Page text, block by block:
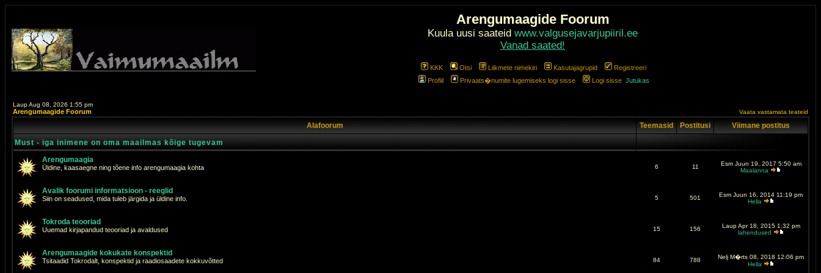
Arengumaagide Foorum
Kuula uusi saateid www.valgusejavarjupiiril.ee
Vanad saated!
KKK Otsi Liikmete nimekiri Kasutajagrupid
Registreeri
Profiil
Privaats�numite lugemiseks logi sisse Logi sisse Jutukas
Laup Aug 08, 2026 1:55 pm
Arengumaagide Foorum Vaata vastamata teateid
Alafoorum Teemasid Postitusi
Viimane postitus
Must - iga inimene on oma maailmas kõige tugevam
Arengumaagia
Üldine, kaasaegne ning tõene info arengumaagia kohta 6 11
Esm Juun 19, 2017 5:50 am
Maalanna
Avalik foorumi informatsioon - reeglid
Siin on seadused, mida tuleb järgida ja üldine info. 5 501
Esm Juun 16, 2014 11:19 pm
Hella
Tokroda teooriad
Uuemad kirjapandud teooriad ja avaldused 15 156
Laup Apr 18, 2015 1:32 pm
lahendused
Arengumaagide kokukate konspektid
Tsitaadid Tokrodalt, konspektid ja raadiosaadete kokkuvõtted 84 788
Nelj M�rts 08, 2018 12:06 pm
Hella